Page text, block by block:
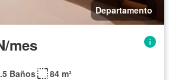
Departamento
mes
Baños
84 m²